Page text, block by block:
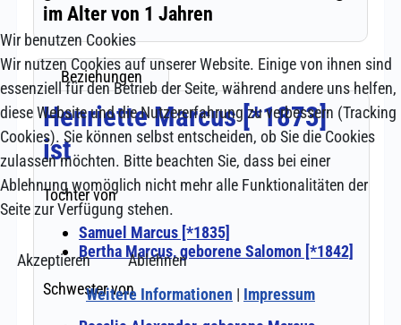
Wir benutzen Cookies
Wir nutzen Cookies auf unserer Website. Einige von ihnen sind
essenziell für den Betrieb der Seite, während andere uns helfen,
diese Website und die Nutzererfahrung zu verbessern (Tracking
Cookies). Sie können selbst entscheiden, ob Sie die Cookies
zulassen möchten. Bitte beachten Sie, dass bei einer
Ablehnung womöglich nicht mehr alle Funktionalitäten der
Seite zur Verfügung stehen.
Akzeptieren
Ablehnen
Weitere Informationen | Impressum